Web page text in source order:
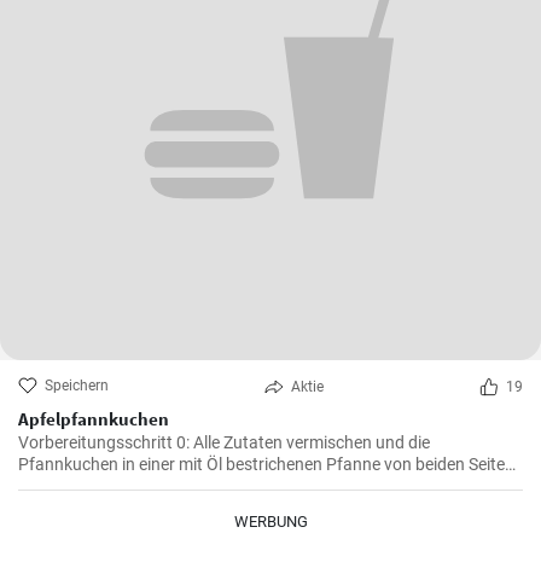
Speichern Aktie 19
Apfelpfannkuchen
Vorbereitungsschritt 0: Alle Zutaten vermischen und die
Pfannkuchen in einer mit Öl bestrichenen Pfanne von beiden Seiten
braten.
WERBUNG